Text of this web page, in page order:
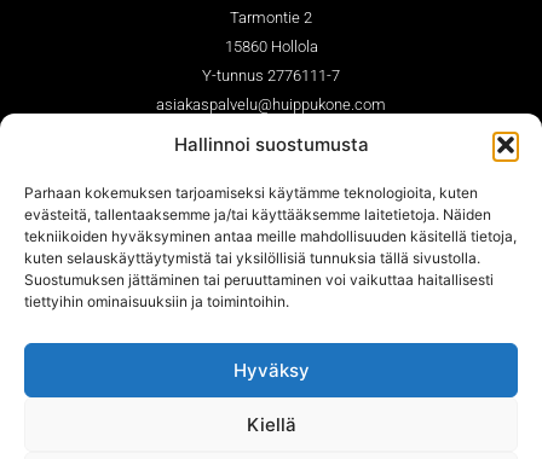
Hallinnoi suostumusta
Parhaan kokemuksen tarjoamiseksi käytämme teknologioita, kuten
evästeitä, tallentaaksemme ja/tai käyttääksemme laitetietoja. Näiden
tekniikoiden hyväksyminen antaa meille mahdollisuuden käsitellä tietoja,
kuten selauskäyttäytymistä tai yksilöllisiä tunnuksia tällä sivustolla.
Suostumuksen jättäminen tai peruuttaminen voi vaikuttaa haitallisesti
tiettyihin ominaisuuksiin ja toimintoihin.
Hyväksy
Kiellä
Tarmontie 2
15860 Hollola
Y-tunnus 2776111-7
asiakaspalvelu@huippukone.com
03-7561210 (ark. 9.00-14.00)
Serviceform / Huoltolomake
Service points/ Huoltopisteet